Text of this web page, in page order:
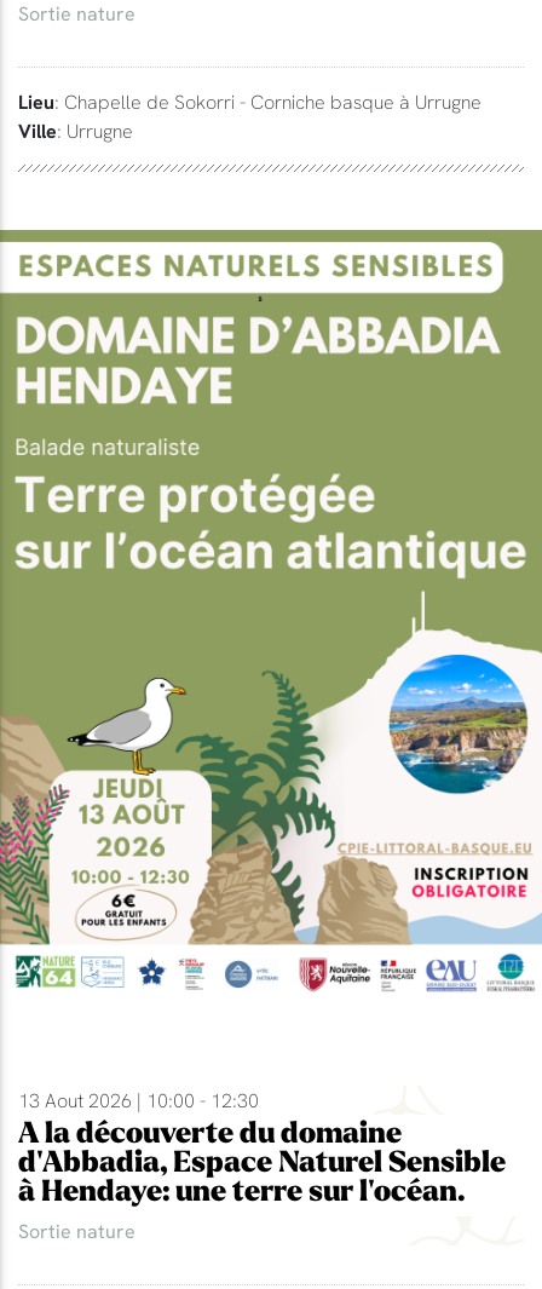
Sortie nature
Lieu: Chapelle de Sokorri - Corniche basque à Urrugne
Ville: Urrugne
13 Aout 2026 | 10:00 - 12:30
A la découverte du domaine
d'Abbadia, Espace Naturel Sensible
à Hendaye: une terre sur l'océan.
Sortie nature